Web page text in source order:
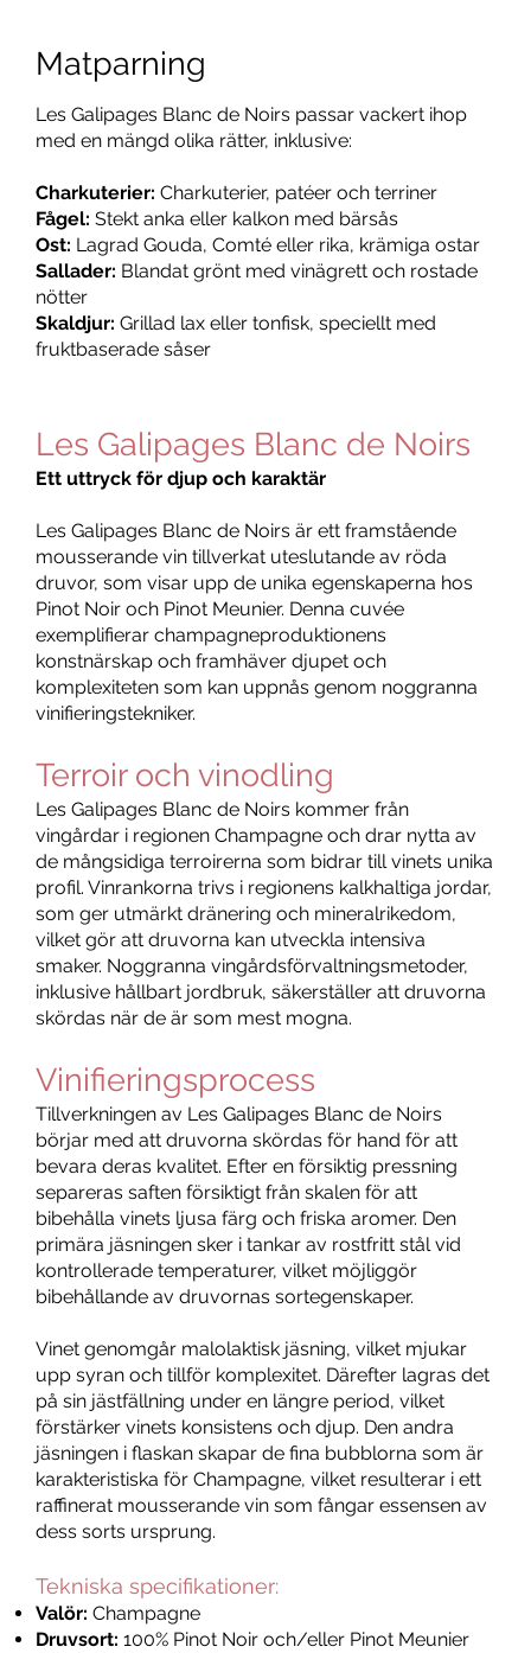
Matparning
Les Galipages Blanc de Noirs passar vackert ihop
med en mängd olika rätter, inklusive:
Charkuterier: Charkuterier, patéer och terriner
Fågel: Stekt anka eller kalkon med bärsås
Ost: Lagrad Gouda, Comté eller rika, krämiga ostar
Sallader: Blandat grönt med vinägrett och rostade
nötter
Skaldjur: Grillad lax eller tonfisk, speciellt med
fruktbaserade såser
Les Galipages Blanc de Noirs
Ett uttryck för djup och karaktär
Les Galipages Blanc de Noirs är ett framstående
mousserande vin tillverkat uteslutande av röda
druvor, som visar upp de unika egenskaperna hos
Pinot Noir och Pinot Meunier. Denna cuvée
exemplifierar champagneproduktionens
konstnärskap och framhäver djupet och
komplexiteten som kan uppnås genom noggranna
vinifieringstekniker.
Terroir och vinodling
Les Galipages Blanc de Noirs kommer från
vingårdar i regionen Champagne och drar nytta av
de mångsidiga terroirerna som bidrar till vinets unika
profil. Vinrankorna trivs i regionens kalkhaltiga jordar,
som ger utmärkt dränering och mineralrikedom,
vilket gör att druvorna kan utveckla intensiva
smaker. Noggranna vingårdsförvaltningsmetoder,
inklusive hållbart jordbruk, säkerställer att druvorna
skördas när de är som mest mogna.
Vinifieringsprocess
Tillverkningen av Les Galipages Blanc de Noirs
börjar med att druvorna skördas för hand för att
bevara deras kvalitet. Efter en försiktig pressning
separeras saften försiktigt från skalen för att
bibehålla vinets ljusa färg och friska aromer. Den
primära jäsningen sker i tankar av rostfritt stål vid
kontrollerade temperaturer, vilket möjliggör
bibehållande av druvornas sortegenskaper.
Vinet genomgår malolaktisk jäsning, vilket mjukar
upp syran och tillför komplexitet. Därefter lagras det
på sin jästfällning under en längre period, vilket
förstärker vinets konsistens och djup. Den andra
jäsningen i flaskan skapar de fina bubblorna som är
karakteristiska för Champagne, vilket resulterar i ett
raffinerat mousserande vin som fångar essensen av
dess sorts ursprung.
Tekniska specifikationer:
Valör: Champagne
Druvsort: 100% Pinot Noir och/eller Pinot Meunier